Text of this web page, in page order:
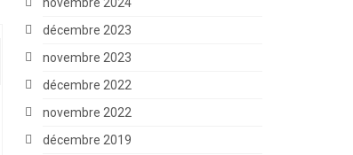
décembre 2023
novembre 2023
décembre 2022
novembre 2022
décembre 2019